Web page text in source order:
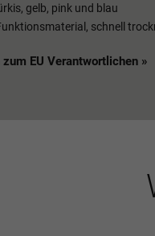
gelb, pink und blau
schnell
EU Verantwortlichen »